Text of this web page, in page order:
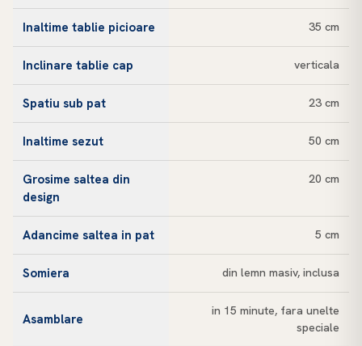
Inaltime tablie picioare 35 cm
Inclinare tablie cap verticala
Spatiu sub pat 23 cm
Inaltime sezut 50 cm
Grosime saltea din
design
20 cm
Adancime saltea in pat 5 cm
Somiera din lemn masiv, inclusa
Asamblare
in 15 minute, fara unelte
speciale